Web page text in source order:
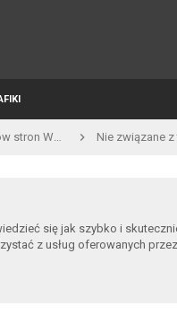
Forum dla administratorów stron WWW i developerów Nie związane
się jak szybko i
z usług oferowanych